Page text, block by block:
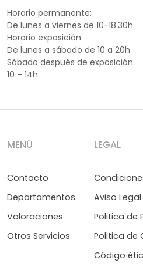
Horario permanente:
De lunes a viernes de 10-18.30h.
Horario exposición:
De lunes a sábado de 10 a 20h
Sábado después de exposición:
10 – 14h.
MENÚ
Contacto
Departamentos
Valoraciones
Otros Servicios
LEGAL
Aviso Legal
Politica de
Politica de
Código